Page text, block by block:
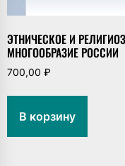
ЭТНИЧЕСКОЕ И
МНОГООБРАЗИЕ РОССИИ
700,00 ₽
В корзину